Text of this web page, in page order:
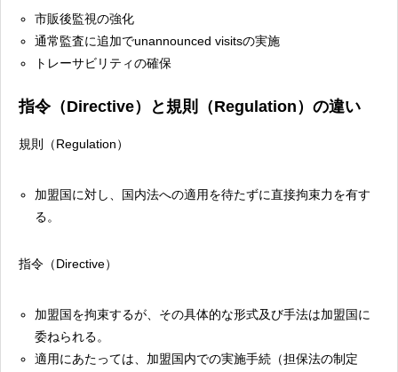
市販後監視の強化
通常監査に追加でunannounced visitsの実施
トレーサビリティの確保
指令（Directive）と規則（Regulation）の違い
規則（Regulation）
加盟国に対し、国内法への適用を待たずに直接拘束力を有す
る。
指令（Directive）
加盟国を拘束するが、その具体的な形式及び手法は加盟国に
委ねられる。
適用にあたっては、加盟国内での実施手続（担保法の制定